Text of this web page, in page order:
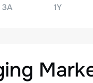
3A 1Y